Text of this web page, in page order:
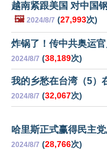
越南紧跟美国 对中国
🖼️ 2024/8/7 (27,993次)
炸锅了！传中共奥运
2024/8/7 (38,189次)
我的乡愁在台湾（5）
2024/8/7 (32,067次)
哈里斯正式赢得民主
2024/8/7 (28,766次)